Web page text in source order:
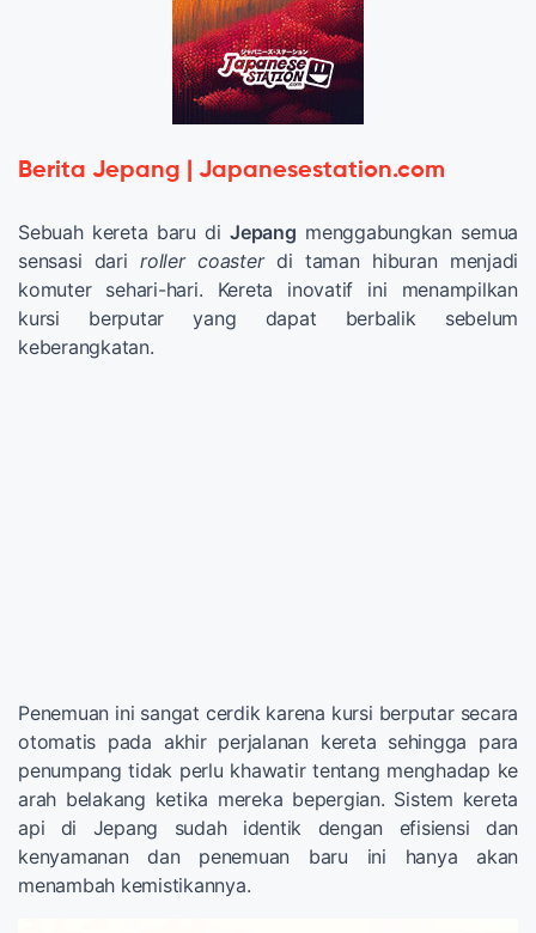
Berita Jepang | Japanesestation.com
Sebuah kereta baru diJepang menggabungkan semua
sensasi dariroller coasterdi taman hiburan menjadi
komuter sehari-hari. Kereta inovatif ini menampilkan
kursi berputar yang dapat berbalik sebelum
keberangkatan.
Penemuan ini sangat cerdik karena kursi berputar secara
otomatis pada akhir perjalanan kereta sehingga para
penumpang tidak perlu khawatir tentang menghadap ke
arah belakang ketika mereka bepergian. Sistem kereta
api di Jepang sudah identik dengan efisiensi dan
kenyamanan dan penemuan baru ini hanya akan
menambah kemistikannya.